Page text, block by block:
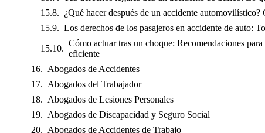
¿Qué hacer después de un accidente automovilístico?
Los derechos de los pasajeros en accidente de auto:
Cómo actuar tras un choque: Recomendaciones
eficiente
Abogados de Accidentes
Abogados del Trabajador
Abogados de Lesiones Personales
Abogados de Discapacidad y Seguro Social
Abogados de Accidentes de Trabajo